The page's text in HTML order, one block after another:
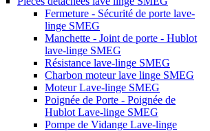
Fermeture - Sécurité de porte lave-
linge SMEG
Manchette - Joint de porte - Hublot
lave-linge SMEG
Résistance lave-linge SMEG
Charbon moteur lave linge SMEG
Moteur Lave-linge SMEG
Poignée de Porte - Poignée de
Hublot Lave-linge SMEG
Pompe de Vidange Lave-linge